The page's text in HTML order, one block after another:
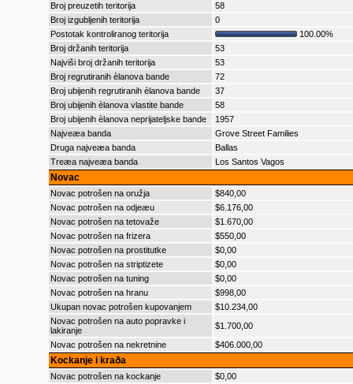
Broj preuzetih teritorija
58
Broj izgubljenih teritorija
0
Postotak kontroliranog teritorija
100.00%
Broj držanih teritorija
53
Najviši broj držanih teritorija
53
Broj regrutiranih èlanova bande
72
Broj ubijenih regrutiranih èlanova bande
37
Broj ubijenih èlanova vlastite bande
58
Broj ubijenih èlanova neprijateljske bande
1957
Najveæa banda
Grove Street Families
Druga najveæa banda
Ballas
Treæa najveæa banda
Los Santos Vagos
Novac
Novac potrošen na oružja
$840,00
Novac potrošen na odjeæu
$6.176,00
Novac potrošen na tetovaže
$1.670,00
Novac potrošen na frizera
$550,00
Novac potrošen na prostitutke
$0,00
Novac potrošen na striptizete
$0,00
Novac potrošen na tuning
$0,00
Novac potrošen na hranu
$998,00
Ukupan novac potrošen kupovanjem
$10.234,00
Novac potrošen na auto popravke i
lakiranje
$1.700,00
Novac potrošen na nekretnine
$406.000,00
Kockanje i kraða
Novac potrošen na kockanje
$0,00